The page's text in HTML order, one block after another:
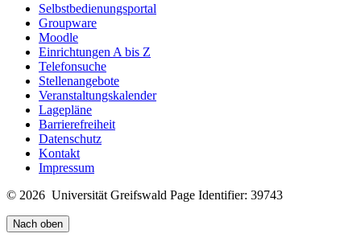
Selbstbedienungsportal
Groupware
Moodle
Einrichtungen A bis Z
Telefonsuche
Stellenangebote
Veranstaltungskalender
Lagepläne
Barrierefreiheit
Datenschutz
Kontakt
Impressum
© 2026 Universität Greifswald Page Identifier: 39743
Nach oben